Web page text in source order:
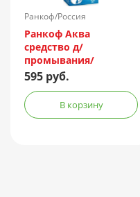
Ранкоф/Россия
Ранкоф Аква
средство д/
промывания/
орошения носа 150мл
(душ)
595 руб.
В корзину